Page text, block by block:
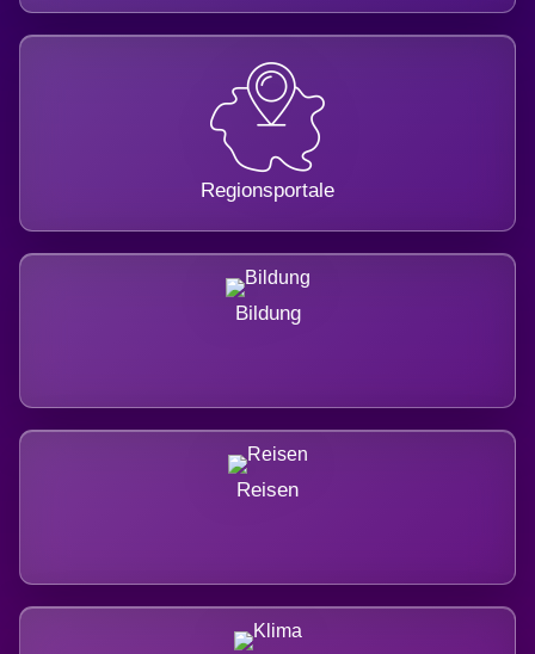
Regionsportale
Bildung
Reisen